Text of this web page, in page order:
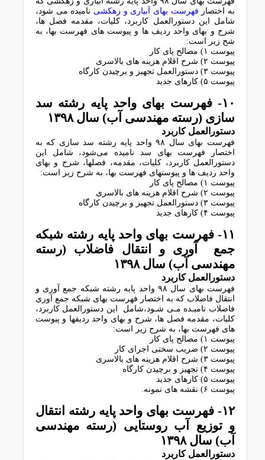
ﺑﻪ اﺧﺘﺼﺎر ﻓﻬﺮﺳﺖ ﺑﻬﺎی آﺑﯿﺎری و زﻫﮑﺸﯽ ﻧﺎﻣﯿﺪه ﻣﯽ ﺷﻮد،
ﺷﺎﻣﻞ اﯾﻦ دﺳﺘﻮراﻟﻌﻤﻞ ﮐﺎرﺑﺮد، ﮐﻠﯿﺎت، مقدمه فصل ها،
شرح و بهای واحد ردیف ها و پیوست های فهرست بها، به
شح زیر است:
پیوست ۱) ﻣﺼﺎﻟﺢ ﭘﺎی ﮐﺎر
پیوست ۲) ﺷﺮح اﻗﻼم ﻫﺰﯾﻨﻪ ﻫﺎی ﺑﺎﻻﺳﺮی
پیوست ۳) دستورالعمل ﺗﺠﻬﯿﺰ و ﺑﺮﭼﯿﺪن ﮐﺎرﮔﺎه
پیوست ۵) ﮐﺎرﻫﺎی ﺟﺪﯾﺪ
۱۰- ﻓﻬﺮﺳﺖ ﺑﻬﺎی واﺣﺪ ﭘﺎﯾﻪ رﺷﺘﻪ ﺳﺪ
ﺳﺎزی (رﺳﺘﻪ ﻣﻬﻨﺪﺳﯽ آب) سال ١٣٩٨
دﺳﺘﻮراﻟﻌﻤﻞ ﮐﺎرﺑﺮد
فهرست بهای سال ۹۸ واﺣﺪ ﭘﺎﯾﻪ رﺷﺘﻪ ﺳﺪ ﺳﺎزی ﮐﻪ ﺑﻪ
اﺧﺘﺼﺎر ﻓﻬﺮﺳﺖ ﺑﻬﺎی ﺳﺪ ﻧﺎﻣﯿﺪه ﻣﯽﺷﻮد، ﺷﺎﻣﻞ اﯾﻦ
دﺳﺘﻮراﻟﻌﻤﻞ ﮐﺎرﺑﺮد، ﮐﻠﯿﺎت، ﻣﻘﺪﻣﻪ، ﻓﺼﻠﻬﺎ، ﺷﺮح و ﺑﻬﺎی
واﺣﺪ ردﯾﻒ ﻫﺎ و ﭘﯿﻮﺳﺘﻬﺎی ﻓﻬﺮﺳﺖ ﺑﻬﺎ، ﺑﻪ ﺷﺮح زﯾﺮ اﺳﺖ:
پیوست ۱) ﻣﺼﺎﻟﺢ ﭘﺎی ﮐﺎر
پیوست ۲) ﺷﺮح اﻗﻼم ﻫﺰﯾﻨﻪ ﻫﺎی ﺑﺎﻻﺳﺮی
پیوست ۳) دستورالعمل ﺗﺠﻬﯿﺰ و ﺑﺮﭼﯿﺪن ﮐﺎرﮔﺎه
پیوست ۴) ﮐﺎرﻫﺎی ﺟﺪﯾﺪ
۱۱- ﻓﻬﺮﺳﺖ ﺑﻬﺎی واﺣﺪ ﭘﺎﯾﻪ رﺷﺘﻪ ﺷﺒﮑﻪ
جمع آوری و اﻧﺘﻘﺎل ﻓﺎﺿﻼب (رﺳﺘﻪ
ﻣﻬﻨﺪﺳﯽ آب) سال ١٣٩٨
دﺳﺘﻮراﻟﻌﻤﻞ ﮐﺎرﺑﺮد
فهرست بهای سال ۹۸ واﺣﺪ ﭘﺎﯾﻪ رﺷﺘﻪ ﺷﺒﮑﻪ ﺟﻤﻊ آوری و
اﻧﺘﻘﺎل ﻓﺎﺿﻼب ﮐﻪ ﺑﻪ اﺧﺘﺼﺎر ﻓﻬﺮﺳﺖ ﺑﻬﺎی ﺷﺒﮑﻪ ﺟﻤﻊ آوری
ﻓﺎﺿﻼب ﻧﺎﻣﯿـﺪه ﻣـﯽ ﺷـﻮد،ﺷﺎﻣﻞ اﯾﻦ دﺳﺘﻮراﻟﻌﻤﻞ ﮐﺎرﺑﺮد،
ﮐﻠﯿﺎت، ﻣﻘﺪﻣﻪ ﻓﺼﻞ ﻫﺎ، ﺷﺮح و ﺑﻬﺎی واﺣﺪ ردﯾﻔﻬﺎ و ﭘﯿﻮﺳﺖ
ﻫﺎی ﻓﻬﺮﺳﺖ ﺑﻬﺎ، ﺑﻪ ﺷﺮح زﯾﺮ اﺳﺖ:
پیوست ۱) ﻣﺼﺎﻟﺢ ﭘﺎی ﮐﺎر
پیوست ۲) ﺿﺮﯾﺐ سختی اجرای کار
پیوست ۳) ﺷﺮح اﻗﻼم ﻫﺰﯾﻨﻪ ﻫﺎی ﺑﺎﻻﺳﺮی
پیوست ۴) ﺗﺠﻬﯿﺰ و ﺑﺮﭼﯿﺪن ﮐﺎرﮔﺎه
پیوست ۵) ﮐﺎرﻫﺎی ﺟﺪﯾﺪ
پیوست ۶) ﻧﻘﺸﻪ ﻫﺎی ﻧﻤﻮﻧﻪ.
۱۲- ﻓﻬﺮﺳﺖ ﺑﻬﺎی واﺣﺪ ﭘﺎﯾﻪ رﺷﺘﻪ اﻧﺘﻘﺎل
و ﺗﻮزﯾﻊ آب روﺳﺘﺎﯾﯽ (رﺳﺘﻪ ﻣﻬﻨﺪﺳﯽ
آب) سال ١٣٩٨
دستورالعمل کاربرد